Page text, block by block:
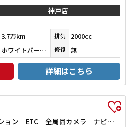
神戸店
3.7万km 排気 2000cc
ホワイトパールクリスタルシャイン 修復 無
詳細はこちら
ハイウェイスター Vセレクション ETC 全周囲カメラ ナビ TV クリアランスソナー オートクルーズコントロール パークアシスト 衝突被害軽減システム 両側電動スライドドア オートライト LEDヘッドランプ